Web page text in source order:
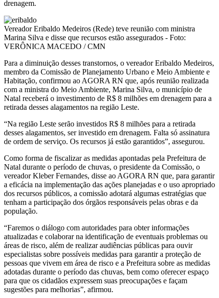
drenagem.
Vereador Eribaldo Medeiros (Rede) teve reunião com ministra
Marina Silva e disse que recursos estão assegurados - Foto:
VERÔNICA MACEDO / CMN
Para a diminuição desses transtornos, o vereador Eribaldo Medeiros,
membro da Comissão de Planejamento Urbano e Meio Ambiente e
Habitação, confirmou ao AGORA RN que, após reunião realizada
com a ministra do Meio Ambiente, Marina Silva, o município de
Natal receberá o investimento de R$ 8 milhões em drenagem para a
retirada desses alagamentos na região Leste.
“Na região Leste serão investidos R$ 8 milhões para a retirada
desses alagamentos, ser investido em drenagem. Falta só assinatura
de ordem de serviço. Os recursos já estão garantidos”, assegurou.
Como forma de fiscalizar as medidas apontadas pela Prefeitura de
Natal durante o período de chuvas, o presidente da Comissão, o
vereador Kleber Fernandes, disse ao AGORA RN que, para garantir
a eficácia na implementação das ações planejadas e o uso apropriado
dos recursos públicos, a comissão adotará algumas estratégias que
tenham a participação dos órgãos responsáveis pelas obras e da
população.
“Faremos o diálogo com autoridades para obter informações
atualizadas e colaborar na identificação de eventuais problemas ou
áreas de risco, além de realizar audiências públicas para ouvir
especialistas sobre possíveis medidas para garantir a proteção de
pessoas que vivem em área de risco e a Prefeitura sobre as medidas
adotadas durante o período das chuvas, bem como oferecer espaço
para que os cidadãos expressem suas preocupações e façam
sugestões para melhorias”, afirmou.